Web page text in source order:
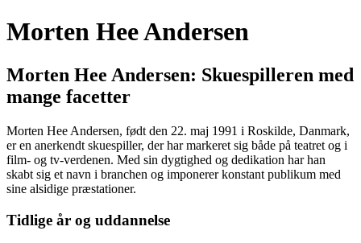
Morten Hee Andersen
Morten Hee Andersen: Skuespilleren med
mange facetter
Morten Hee Andersen, født den 22. maj 1991 i Roskilde, Danmark,
er en anerkendt skuespiller, der har markeret sig både på teatret og i
film- og tv-verdenen. Med sin dygtighed og dedikation har han
skabt sig et navn i branchen og imponerer konstant publikum med
sine alsidige præstationer.
Tidlige år og uddannelse